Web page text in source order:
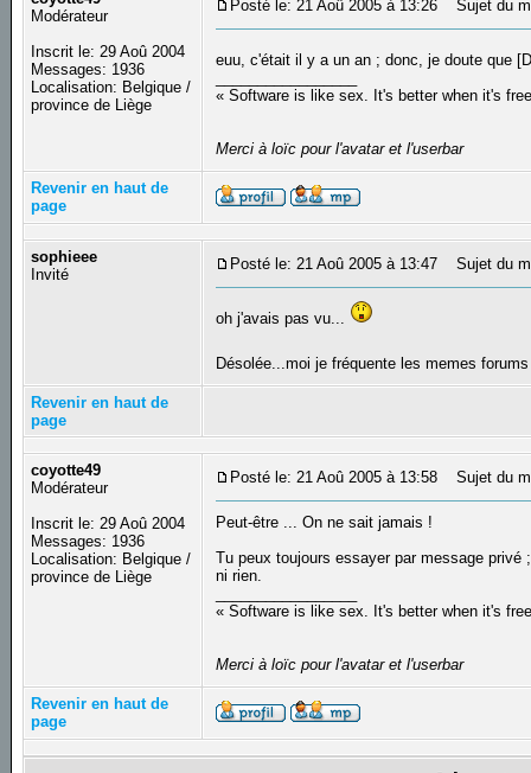
Modérateur
Inscrit le: 29 Aoû 2004
Messages: 1936
Localisation: Belgique /
province de Liège
Posté le: 21 Aoû 2005 à 13:26 Sujet du
euu, c'était il y a un an ; donc, je doute que
« Software is like sex. It's better when it's
Merci à loïc pour l'avatar et l'userbar
Revenir en haut de
page
sophieee
Invité
Posté le: 21 Aoû 2005 à 13:47 Sujet du
oh j'avais pas vu...
Désolée...moi je fréquente les memes
Revenir en haut de
page
coyotte49
Modérateur
Inscrit le: 29 Aoû 2004
Messages: 1936
Localisation: Belgique /
province de Liège
Posté le: 21 Aoû 2005 à 13:58 Sujet du
Peut-être ... On ne sait jamais !
Tu peux toujours essayer par message
ni rien.
« Software is like sex. It's better when it's
Merci à loïc pour l'avatar et l'userbar
Revenir en haut de
page